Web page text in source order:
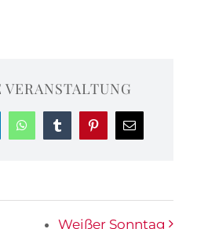
WhatsAppTumblrPinterest
E-
Mail
Weißer Sonntag